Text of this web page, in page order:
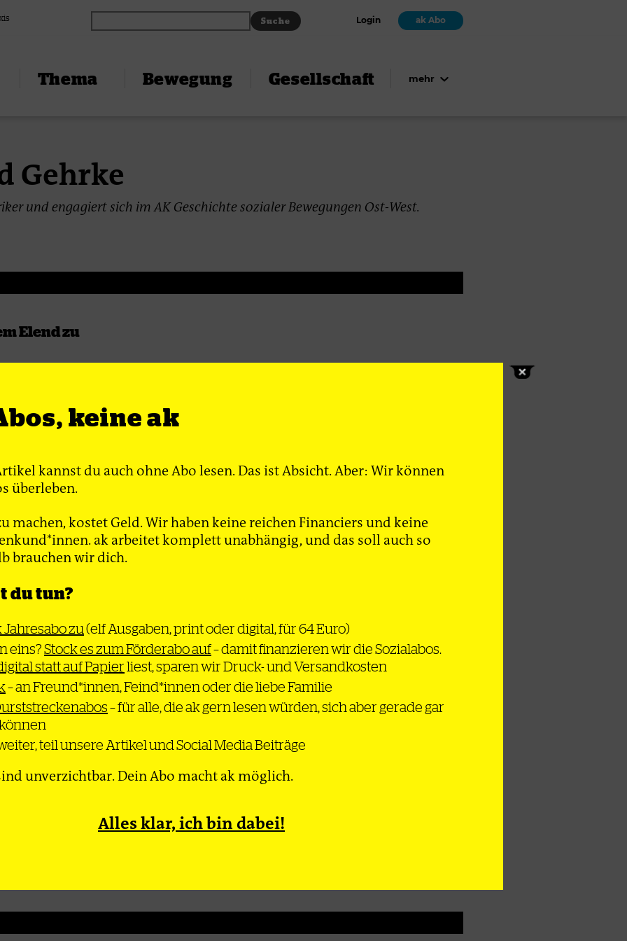
Login ak Abo
Thema Bewegung Gesellschaft mehr
Gehrke
und engagiert sich im AK Geschichte sozialer Bewegungen Ost-West.
Elend zu
haben die
keine Nato-
– ihre
fordern ist
Etzbach, Bernd
keine ak
kannst du auch ohne Abo lesen. Das ist Absicht. Aber: Wir können
überleben.
machen, kostet Geld. Wir haben keine reichen Financiers und keine
ak arbeitet komplett unabhängig, und das soll auch so
brauchen wir dich.
du tun?
zu(elf Ausgaben, print oder digital, für 64 Euro)
eins?Stock es zum Förderabo auf– damit finanzieren wir die Sozialabos.
statt auf Papierliest, sparen wir Druck- und Versandkosten
– an Freund*innen, Feind*innen oder die liebe Familie
– für alle, die ak gern lesen würden, sich aber gerade gar
teil unsere Artikel und Social Media Beiträge
unverzichtbar. Dein Abo macht ak möglich.
Alles klar, ich bin dabei!